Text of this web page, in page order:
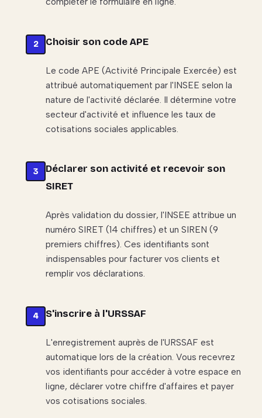
Choisir son code APE
Le code APE (Activité Principale Exercée) est
attribué automatiquement par l'INSEE selon la
nature de l'activité déclarée. Il détermine votre
secteur d'activité et influence les taux de
cotisations sociales applicables.
Déclarer son activité et recevoir son
SIRET
Après validation du dossier, l'INSEE attribue un
numéro SIRET (14 chiffres) et un SIREN (9
premiers chiffres). Ces identifiants sont
indispensables pour facturer vos clients et
remplir vos déclarations.
S'inscrire à l'URSSAF
L'enregistrement auprès de l'URSSAF est
automatique lors de la création. Vous recevrez
vos identifiants pour accéder à votre espace en
ligne, déclarer votre chiffre d'affaires et payer
vos cotisations sociales.